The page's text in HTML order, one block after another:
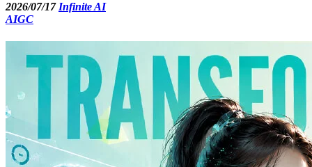
2026/07/17 Infinite AI
AIGC